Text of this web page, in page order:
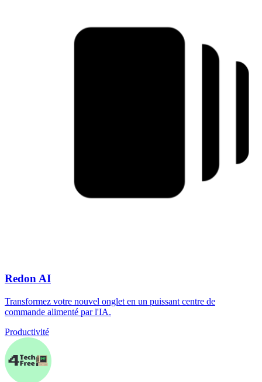
Redon AI
Transformez votre nouvel onglet en un puissant centre de
commande alimenté par l'IA.
Productivité